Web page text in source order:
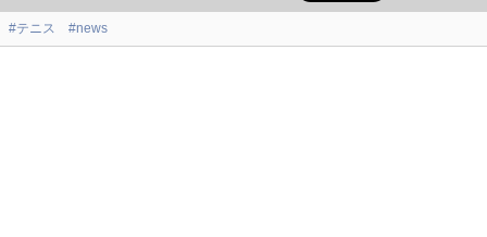
#テニス #news